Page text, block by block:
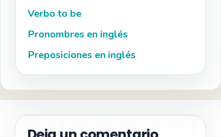
Verbo to be
Pronombres en inglés
Preposiciones en inglés